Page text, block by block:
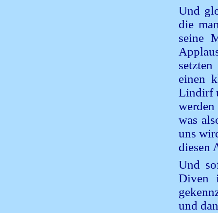
Und
die
seine
einen
Lindirf
was
uns
diesen
Und
Diven
und